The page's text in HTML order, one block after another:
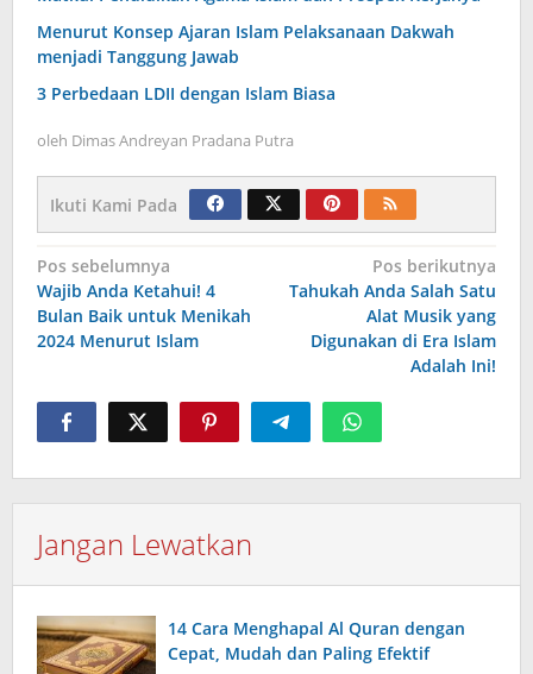
Menurut Konsep Ajaran Islam Pelaksanaan Dakwah
menjadi Tanggung Jawab
3 Perbedaan LDII dengan Islam Biasa
oleh Dimas Andreyan Pradana Putra
Ikuti Kami Pada
Navigasi
pos
Pos sebelumnya
Wajib Anda Ketahui! 4
Bulan Baik untuk Menikah
2024 Menurut Islam
Pos berikutnya
Tahukah Anda Salah Satu
Alat Musik yang
Digunakan di Era Islam
Adalah Ini!
Jangan Lewatkan
14 Cara Menghapal Al Quran dengan
Cepat, Mudah dan Paling Efektif